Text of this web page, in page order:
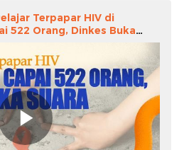
Terpapar HIV di
522 Orang, Dinkes Buka